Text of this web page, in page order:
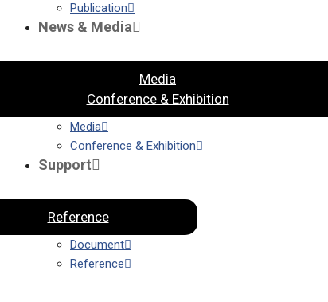
Publication
News & Media
Media
Conference & Exhibition
Media
Conference & Exhibition
Support
Reference
Document
Reference